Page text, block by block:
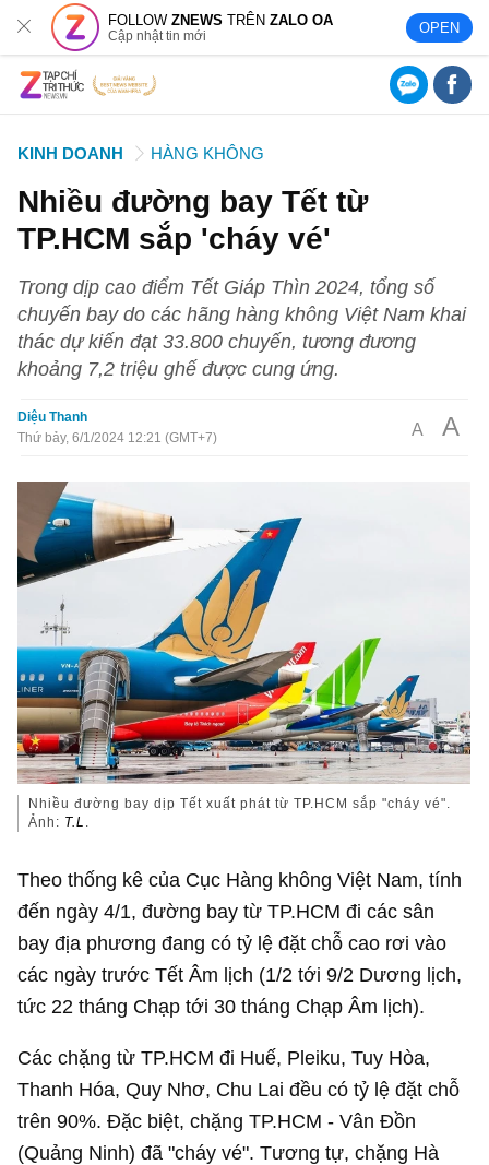
FOLLOWZNEWS TRÊNZALO OA
Cập nhật tin mới OPEN
KINH DOANH HÀNG KHÔNG
Nhiều đường bay Tết từ
TP.HCM sắp 'cháy vé'
Trong dịp cao điểm Tết Giáp Thìn 2024, tổng số
chuyến bay do các hãng hàng không Việt Nam khai
thác dự kiến đạt 33.800 chuyến, tương đương
khoảng 7,2 triệu ghế được cung ứng.
Diệu Thanh
Thứ bảy, 6/1/2024 12:21 (GMT+7)
A A
Nhiều đường bay dịp Tết xuất phát từ TP.HCM sắp "cháy vé".
Ảnh: T.L .
Theo thống kê của Cục Hàng không Việt Nam, tính
đến ngày 4/1, đường bay từ TP.HCM đi các sân
bay địa phương đang có tỷ lệ đặt chỗ cao rơi vào
các ngày trước Tết Âm lịch (1/2 tới 9/2 Dương lịch,
tức 22 tháng Chạp tới 30 tháng Chạp Âm lịch).
Các chặng từ TP.HCM đi Huế, Pleiku, Tuy Hòa,
Thanh Hóa, Quy Nhơ, Chu Lai đều có tỷ lệ đặt chỗ
trên 90%. Đặc biệt, chặng TP.HCM - Vân Đồn
(Quảng Ninh) đã "cháy vé". Tương tự, chặng Hà